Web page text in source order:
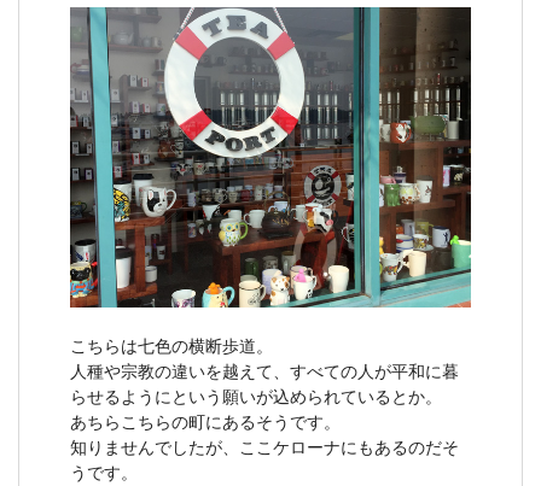
こちらは七色の横断歩道。
人種や宗教の違いを越えて、すべての人が平和に暮
らせるようにという願いが込められているとか。
あちらこちらの町にあるそうです。
知りませんでしたが、ここケローナにもあるのだそ
うです。